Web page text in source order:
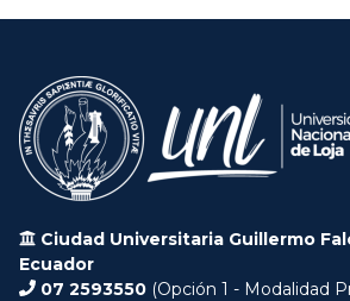
Ciudad Universitaria Guillermo
Ecuador
07 2593550 (Opción 1 - Modalidad